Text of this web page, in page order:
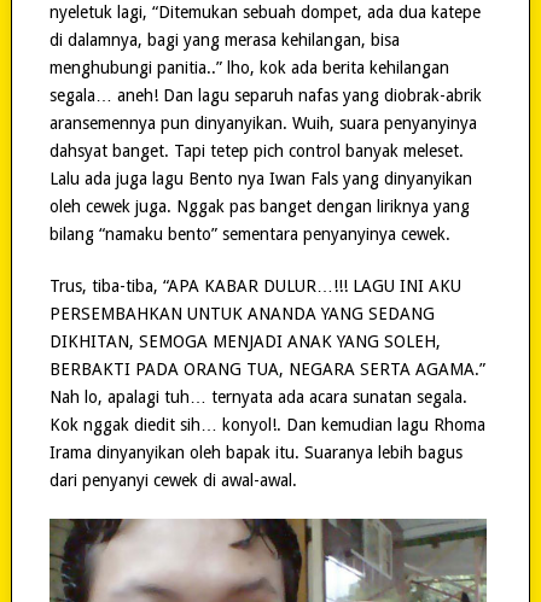
nyeletuk lagi, “Ditemukan sebuah dompet, ada dua katepe
di dalamnya, bagi yang merasa kehilangan, bisa
menghubungi panitia..” lho, kok ada berita kehilangan
segala… aneh! Dan lagu separuh nafas yang diobrak-abrik
aransemennya pun dinyanyikan. Wuih, suara penyanyinya
dahsyat banget. Tapi tetep pich control banyak meleset.
Lalu ada juga lagu Bento nya Iwan Fals yang dinyanyikan
oleh cewek juga. Nggak pas banget dengan liriknya yang
bilang “namaku bento” sementara penyanyinya cewek.
Trus, tiba-tiba, “APA KABAR DULUR…!!! LAGU INI AKU
PERSEMBAHKAN UNTUK ANANDA YANG SEDANG
DIKHITAN, SEMOGA MENJADI ANAK YANG SOLEH,
BERBAKTI PADA ORANG TUA, NEGARA SERTA AGAMA.”
Nah lo, apalagi tuh… ternyata ada acara sunatan segala.
Kok nggak diedit sih… konyol!. Dan kemudian lagu Rhoma
Irama dinyanyikan oleh bapak itu. Suaranya lebih bagus
dari penyanyi cewek di awal-awal.